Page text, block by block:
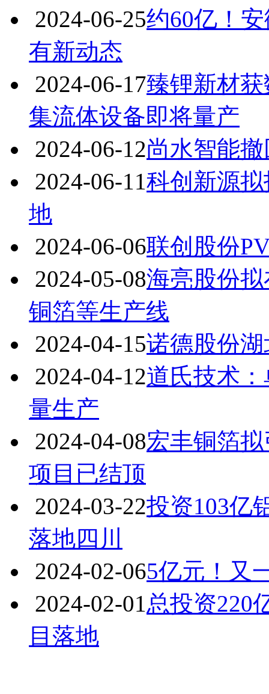
2024-06-25约60亿！
有新动态
2024-06-17臻锂新材
集流体设备即将量产
2024-06-12尚水智能
2024-06-11科创新源
地
2024-06-06联创股份
2024-05-08海亮股份
铜箔等生产线
2024-04-15诺德股份
2024-04-12道氏技术
量生产
2024-04-08宏丰铜箔
项目已结顶
2024-03-22投资103亿
落地四川
2024-02-065亿元！又
2024-02-01总投资220
目落地